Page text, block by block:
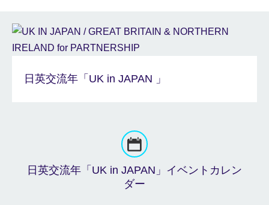
日英交流年「UK in JAPAN 」
日英交流年「UK in JAPAN」イベントカレン
ダー